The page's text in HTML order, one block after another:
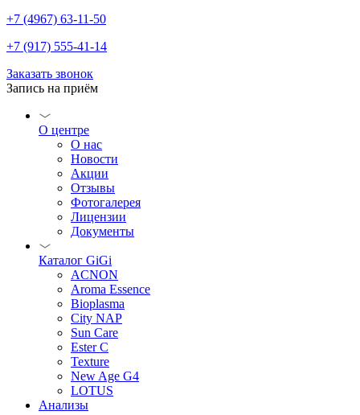
+7 (4967) 63-11-50
+7 (917) 555-41-14
Заказать звонок
Запись на приём
О центре
О нас
Новости
Акции
Отзывы
Фотогалерея
Лицензии
Документы
Каталог GiGi
ACNON
Aroma Essence
Bioplasma
City NAP
Sun Care
Ester C
Texture
New Age G4
LOTUS
Анализы